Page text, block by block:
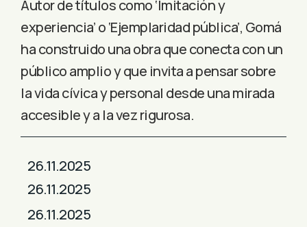
Autor de títulos como ‘Imitación y
experiencia’ o ‘Ejemplaridad pública’, Gomá
ha construido una obra que conecta con un
público amplio y que invita a pensar sobre
la vida cívica y personal desde una mirada
accesible y a la vez rigurosa.
26.11.2025
26.11.2025
26.11.2025